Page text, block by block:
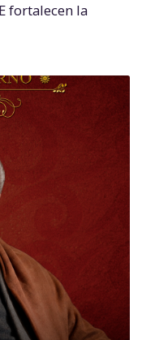
fortalecen la